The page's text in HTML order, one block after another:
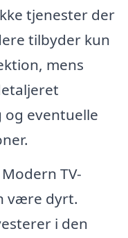
tjenester der
tilbyder kun
mens
eventuelle
Modern TV-
være dyrt.
i den